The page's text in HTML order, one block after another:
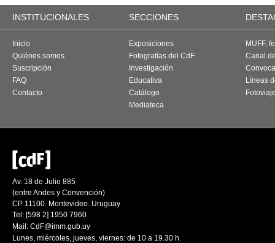
INSTITUCIONALES SECCIONES
Inicio
Quiénes somos
Suscripción
FAQ
Contacto
Exposiciones
Fotografías del CdF
Investigación
Educativa
Catálogo
Mediateca
MUFF,
Canal
Líneas
Av. 18 de Julio 885
(entre Andes y Convención)
CP 11100. Montevideo. Uruguay
Tel: [598 2] 1950 7960
Mail: CdF@imm.gub.uy
Lunes, miércoles, jueves, viernes: de 10 a 19.30 h.